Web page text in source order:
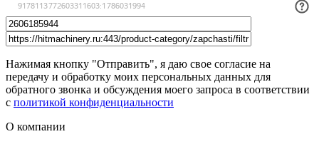
Нажимая кнопку "Отправить", я даю свое согласие на
передачу и обработку моих персональных данных для
обратного звонка и обсуждения моего запроса в соответствии
с политикой конфиденциальности
О компании